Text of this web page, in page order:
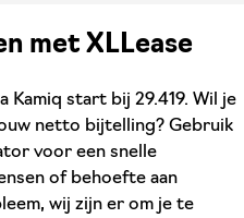
met XLLease
Kamiq start bij 29.419. Wil je
netto bijtelling? Gebruik
voor een snelle
of behoefte aan
wij zijn er om je te